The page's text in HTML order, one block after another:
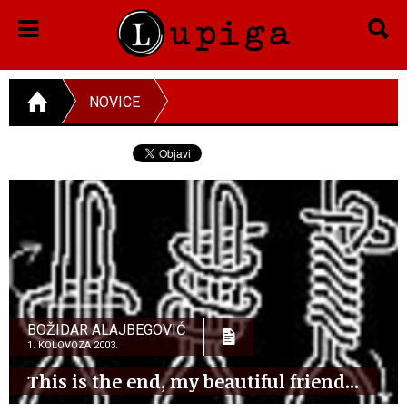
NOVICE
BOŽIDAR ALAJBEGOVIĆ
1. KOLOVOZA 2003.
This is the end, my beautiful friend...